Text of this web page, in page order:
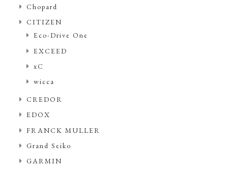
Chopard
CITIZEN
Eco-Drive One
EXCEED
xC
wicca
CREDOR
EDOX
FRANCK MULLER
Grand Seiko
GARMIN